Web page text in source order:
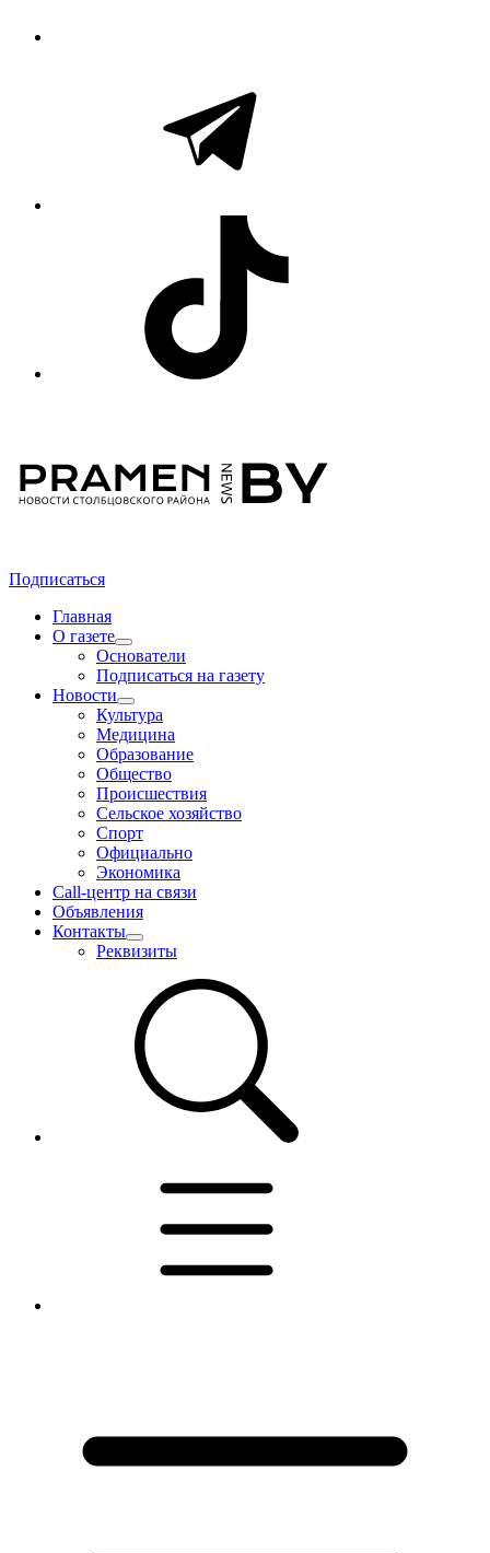
Подписаться
Главная
О газете
Основатели
Подписаться на газету
Новости
Культура
Медицина
Образование
Общество
Происшествия
Сельское хозяйство
Спорт
Официально
Экономика
Call-центр на связи
Объявления
Контакты
Реквизиты